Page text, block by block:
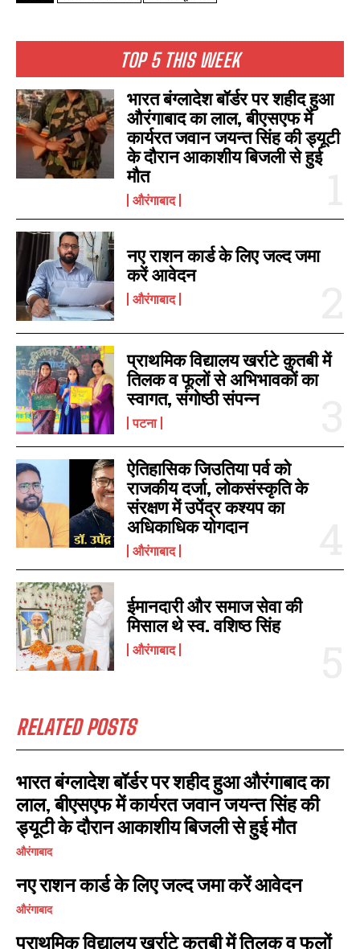
I WANT IN
I've read and accept the
TOP 5 THIS WEEK
भारत बंग्लादेश बॉर्डर पर शहीद हुआ
औरंगाबाद का लाल, बीएसएफ में
कार्यरत जवान जयन्त सिंह की ड्यूटी
के दौरान आकाशीय बिजली से हुई
मौत
औरंगाबाद
नए राशन कार्ड के लिए जल्द जमा
करें आवेदन
औरंगाबाद
प्राथमिक विद्यालय खर्राटे कुतबी में
तिलक व फूलों से अभिभावकों का
स्वागत, संगोष्ठी संपन्न
पटना
ऐतिहासिक जिउतिया पर्व को
राजकीय दर्जा, लोकसंस्कृति के
संरक्षण में उपेंद्र कश्यप का
अधिकाधिक योगदान
औरंगाबाद
ईमानदारी और समाज सेवा की
मिसाल थे स्व. वशिष्ठ सिंह
औरंगाबाद
RELATED POSTS
भारत बंग्लादेश बॉर्डर पर शहीद हुआ औरंगाबाद का
लाल, बीएसएफ में कार्यरत जवान जयन्त सिंह की
ड्यूटी के दौरान आकाशीय बिजली से हुई मौत
औरंगाबाद
नए राशन कार्ड के लिए जल्द जमा करें आवेदन
औरंगाबाद
प्राथमिक विद्यालय खर्राटे कुतबी में तिलक व फूलों